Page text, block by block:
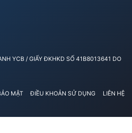
YCB / GIẤY ĐKHKD SỐ 41B8013641 DO
MẬT ĐIỀU KHOẢN SỬ DỤNG LIÊN HỆ